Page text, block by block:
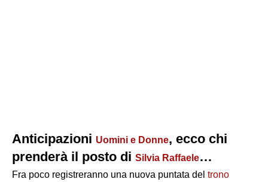
Anticipazioni Uomini e Donne, ecco chi
prenderà il posto di Silvia Raffaele…
Fra poco registreranno una nuova puntata del trono